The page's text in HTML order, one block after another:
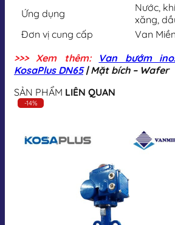
Ứng dụng
Nước,
xăng,
Đơn vị cung cấp
Van
>>> Xem thêm:
Van bướm
KosaPlus DN65| Mặt bích – Wafer
SẢN PHẨM LIÊN QUAN
-14%